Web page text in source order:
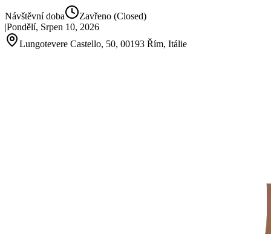
Návštěvní doba Zavřeno (Closed)
|Pondělí, Srpen 10, 2026
Lungotevere Castello, 50, 00193 Řím, Itálie